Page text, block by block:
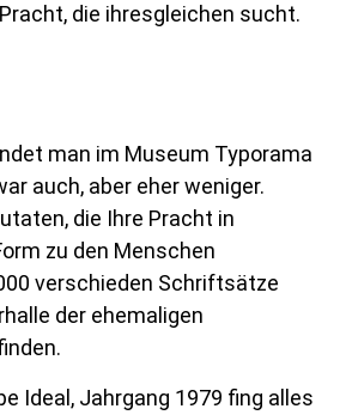
die ihresgleichen sucht.
man im Museum Typorama
auch, aber eher weniger.
die Ihre Pracht in
zu den Menschen
verschieden Schriftsätze
der ehemaligen
Ideal, Jahrgang 1979 fing alles